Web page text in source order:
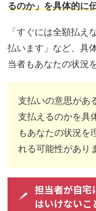
るのか」を具体的に
「すぐには全額払え
払います」など、具
当者もあなたの状況
支払いの意思があ
支払えるのかを具
もあなたの状況を
れる可能性があり
担当者が自宅
はいけないこ